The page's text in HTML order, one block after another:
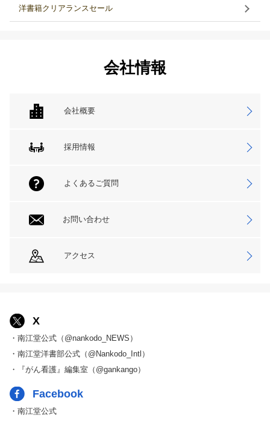
洋書籍クリアランスセール
会社情報
会社概要
採用情報
よくあるご質問
お問い合わせ
アクセス
X
・南江堂公式（@nankodo_NEWS）
・南江堂洋書部公式（@Nankodo_Intl）
・『がん看護』編集室（@gankango）
Facebook
・南江堂公式